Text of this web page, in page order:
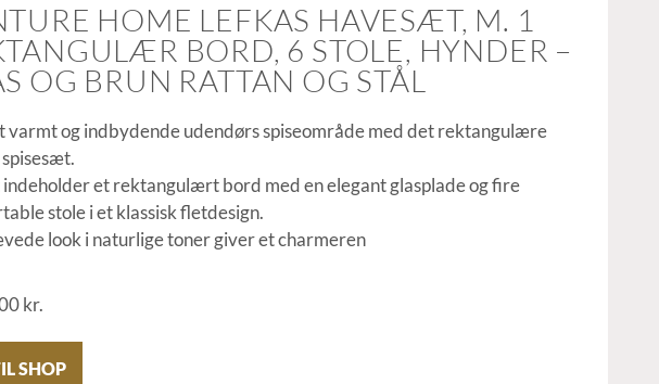
HOME LEFKAS HAVESÆT, M. 1
BORD, 6 STOLE, HYNDER –
OG BRUN RATTAN OG STÅL
varmt og indbydende udendørs spiseområde med det rektangulære
et rektangulært bord med en elegant glasplade og fire
stole i et klassisk fletdesign.
look i naturlige toner giver et charmeren
kr.
SHOP